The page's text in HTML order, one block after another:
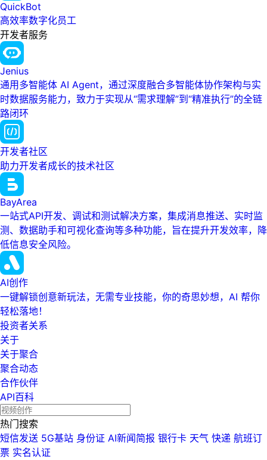
QuickBot
高效率数字化员工
开发者服务
Jenius
通用多智能体 AI Agent，通过深度融合多智能体协作架构与实
时数据服务能力，致力于实现从“需求理解”到“精准执行”的全链
路闭环
开发者社区
助力开发者成长的技术社区
BayArea
一站式API开发、调试和测试解决方案，集成消息推送、实时监
测、数据助手和可视化查询等多种功能，旨在提升开发效率，降
低信息安全风险。
AI创作
一键解锁创意新玩法，无需专业技能，你的奇思妙想，AI 帮你
轻松落地！
投资者关系
关于
关于聚合
聚合动态
合作伙伴
API百科
热门搜索
短信发送 5G基站 身份证 AI新闻简报 银行卡 天气 快递 航班订
票 实名认证